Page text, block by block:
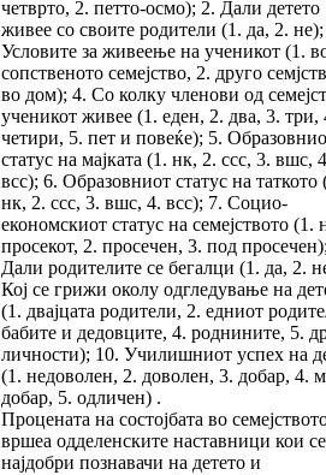
четврто, 2. петто-осмо); 2. Дали детето
живее со своите родители (1. да, 2.
Условите за живеење на ученикот (1.
сопственото семејство, 2. друго
во дом); 4. Со колку членови од
ученикот живее (1. еден, 2. два, 3. три,
четири, 5. пет и повеќе); 5.
статус на мајката (1. нк, 2. ссс, 3. вшс,
всс); 6. Образовниот статус на таткото
нк, 2. ссс, 3. вшс, 4. всс); 7. Социо-
економскиот статус на семејството (1.
просекот, 2. просечен, 3. под
Дали родителите се бегалци (1. да, 2.
Кој се грижи околу одгледување на
(1. двајцата родители, 2. едниот
бабите и дедовците, 4. роднините, 5.
личности); 10. Училишниот успех на
(1. недоволен, 2. доволен, 3. добар, 4.
добар, 5. одличен) .
Процената на состојбата во
вршеа одделенските наставници кои се
најдобри познавачи на детето и